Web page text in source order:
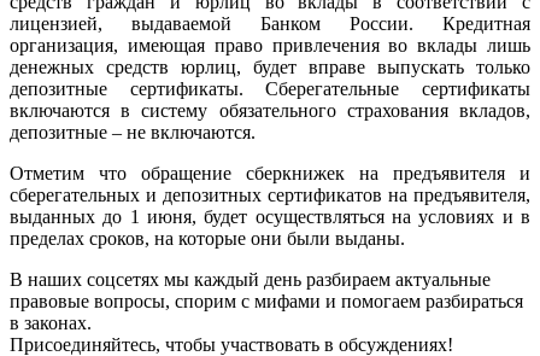
лицензией, выдаваемой Банком России. Кредитная
организация, имеющая право привлечения во вклады лишь
денежных средств юрлиц, будет вправе выпускать только
депозитные сертификаты. Сберегательные сертификаты
включаются в систему обязательного страхования вкладов,
депозитные – не включаются.
Отметим что обращение сберкнижек на предъявителя и
сберегательных и депозитных сертификатов на предъявителя,
выданных до 1 июня, будет осуществляться на условиях и в
пределах сроков, на которые они были выданы.
В наших соцсетях мы каждый день разбираем актуальные
правовые вопросы, спорим с мифами и помогаем разбираться
в законах.
Присоединяйтесь, чтобы участвовать в обсуждениях!